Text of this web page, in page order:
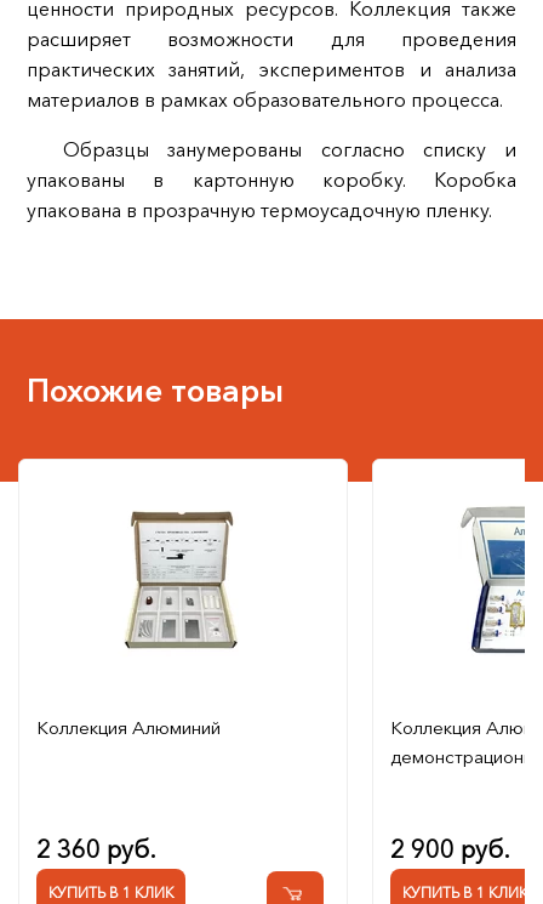
ценности природных ресурсов. Коллекция также
расширяет возможности для проведения
практических занятий, экспериментов и анализа
материалов в рамках образовательного процесса.
Образцы занумерованы согласно списку и
упакованы в картонную коробку. Коробка
упакована в прозрачную термоусадочную пленку.
Похожие товары
Коллекция Алюминий
2 360 руб.
КУПИТЬ В 1 КЛИК
Коллекция
2 900 руб.
КУПИТЬ В 1 КЛИК